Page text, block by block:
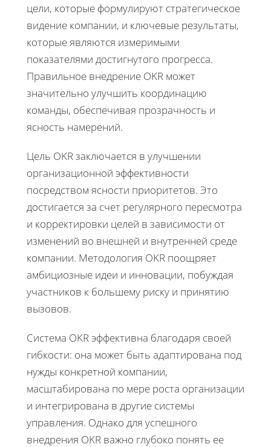
цели, которые формулируют стратегическое
видение компании, и ключевые результаты,
которые являются измеримыми
показателями достигнутого прогресса.
Правильное внедрение OKR может
значительно улучшить координацию
команды, обеспечивая прозрачность и
ясность намерений.
Цель OKR заключается в улучшении
организационной эффективности
посредством ясности приоритетов. Это
достигается за счет регулярного пересмотра
и корректировки целей в зависимости от
изменений во внешней и внутренней среде
компании. Методология OKR поощряет
амбициозные идеи и инновации, побуждая
участников к большему риску и принятию
вызовов.
Система OKR эффективна благодаря своей
гибкости: она может быть адаптирована под
нужды конкретной компании,
масштабирована по мере роста организации
и интегрирована в другие системы
управления. Однако для успешного
внедрения OKR важно глубоко понять ее